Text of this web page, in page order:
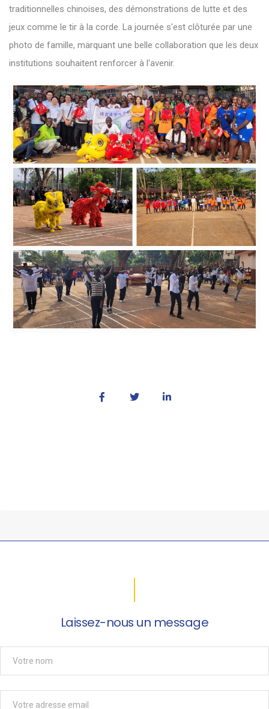
traditionnelles chinoises, des démonstrations de lutte et des
jeux comme le tir à la corde. La journée s'est clôturée par une
photo de famille, marquant une belle collaboration que les deux
institutions souhaitent renforcer à l'avenir.
Laissez-nous un message